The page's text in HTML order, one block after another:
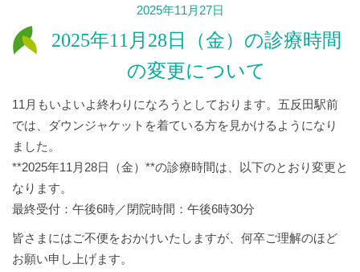
2025年11月27日
2025年11月28日（金）の診療時間
の変更について
11月もいよいよ終わりになろうとしております。五反田駅前
では、ダウンジャケットを着ている方を見かけるようになり
ました。
**2025年11月28日（金）**の診療時間は、以下のとおり変更と
なります。
最終受付：午後6時／閉院時間：午後6時30分
皆さまにはご不便をおかけいたしますが、何卒ご理解のほど
お願い申し上げます。